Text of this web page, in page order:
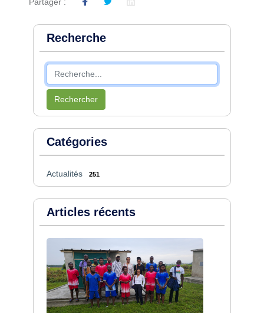
Recherche
Rechercher
Catégories
Actualités 251
Articles récents